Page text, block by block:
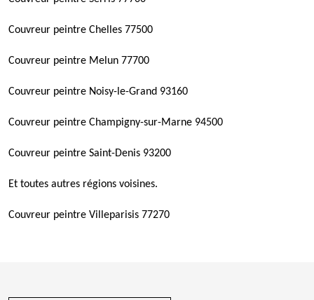
Couvreur peintre Chelles 77500
Couvreur peintre Melun 77700
Couvreur peintre Noisy-le-Grand 93160
Couvreur peintre Champigny-sur-Marne 94500
Couvreur peintre Saint-Denis 93200
Et toutes autres régions voisines.
Couvreur peintre Villeparisis 77270